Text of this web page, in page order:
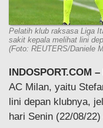
Pelatih klub raksasa Liga
sakit kepala melihat lini
(Foto: REUTERS/Daniele
INDOSPORT.COM –
AC Milan, yaitu
lini depan klubnya,
hari Senin (22/08/